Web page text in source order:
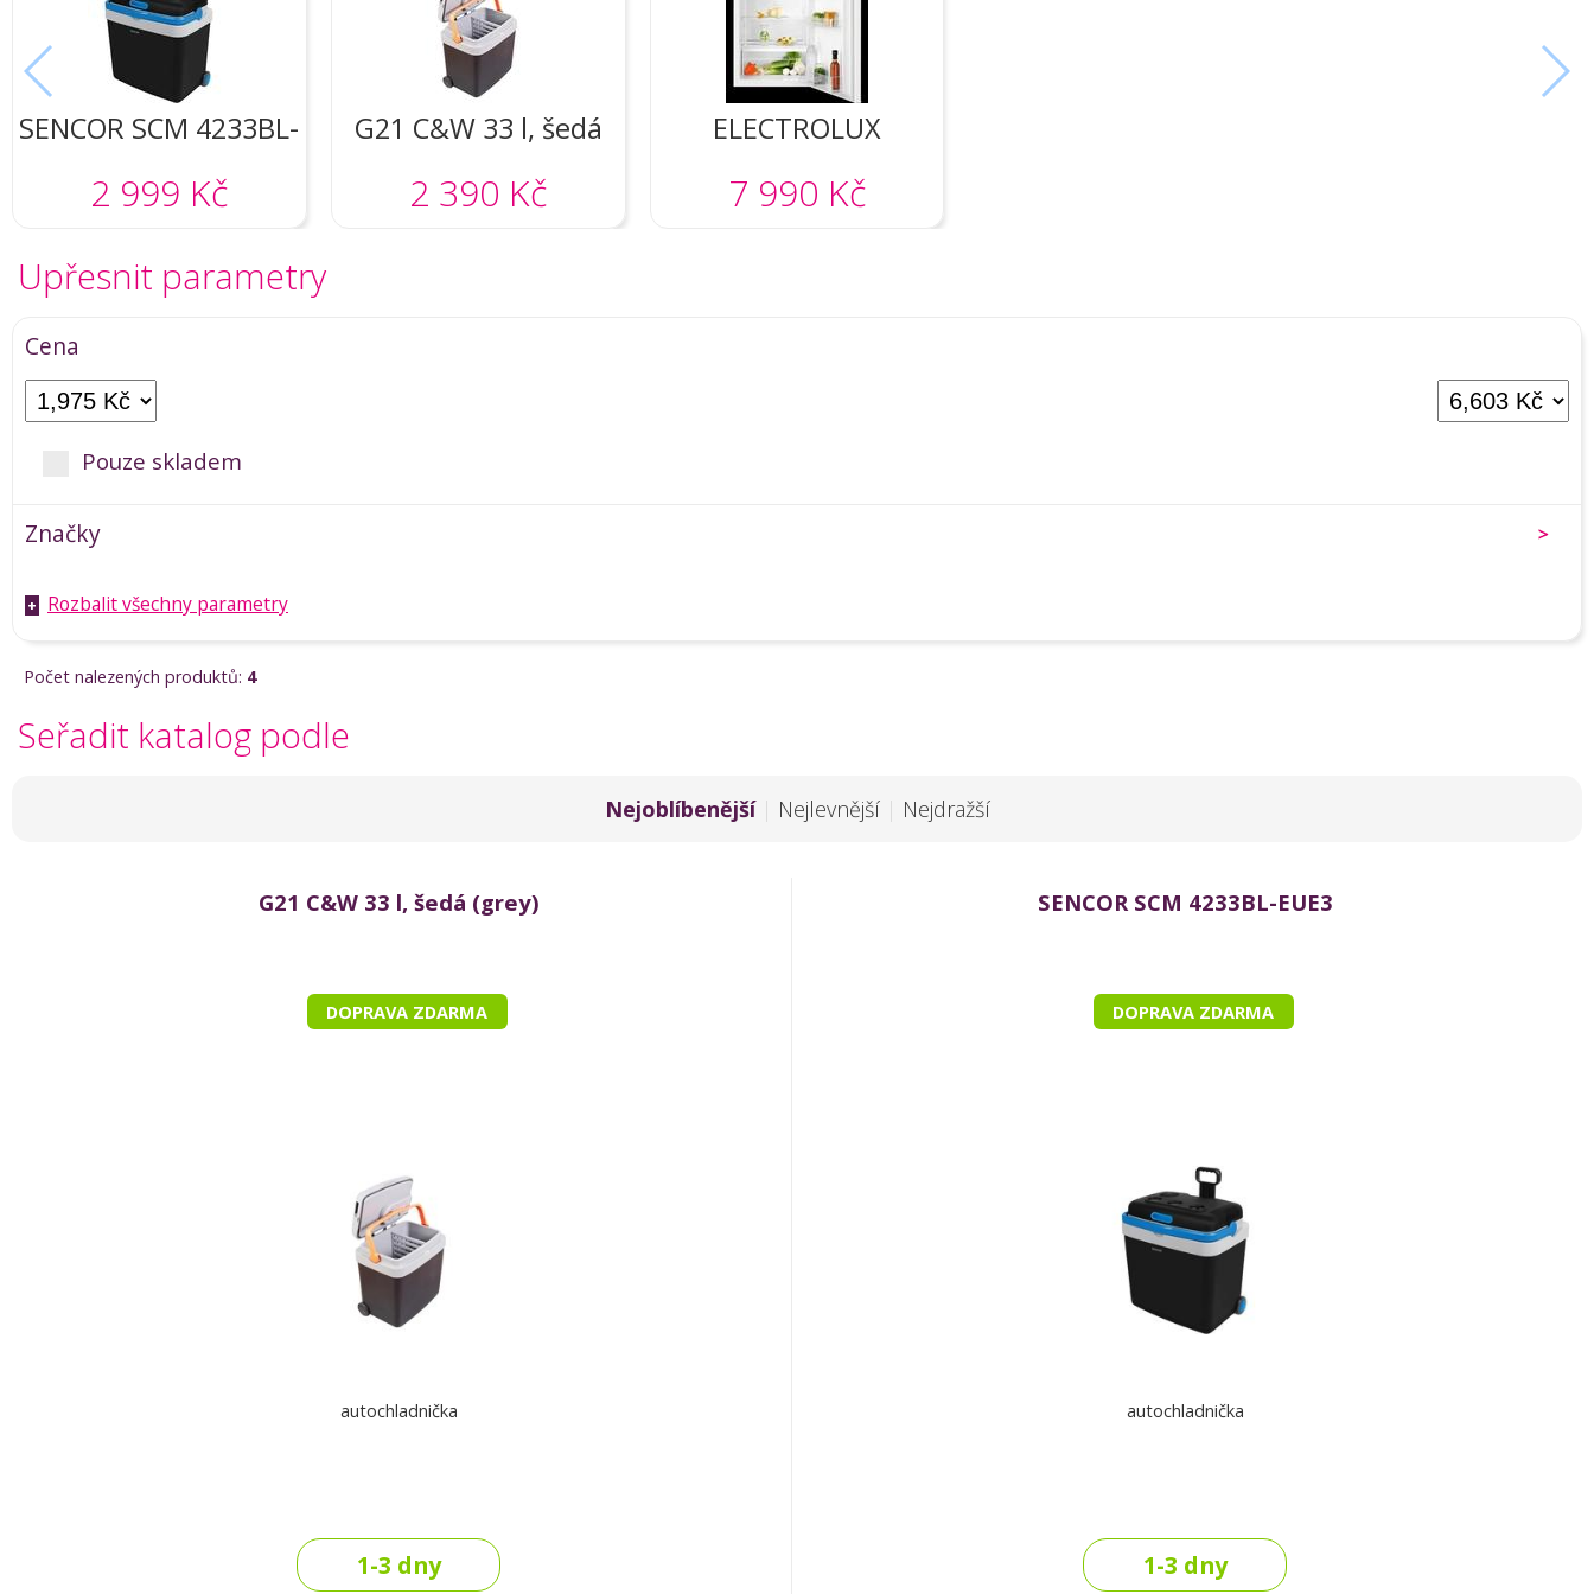
SENCOR SCM 4233BL-
2 999 Kč
G21 C&W 33 l, šedá
2 390 Kč
ELECTROLUX
7 990 Kč
Upřesnit parametry
Cena
Pouze skladem
Značky
+ Rozbalit všechny parametry
Počet nalezených produktů: 4
Seřadit katalog podle
Nejoblíbenější | Nejlevnější | Nejdražší
G21 C&W 33 l, šedá (grey)
DOPRAVA ZDARMA
autochladnička
1-3 dny
SENCOR SCM 4233BL-EUE3
DOPRAVA ZDARMA
autochladnička
1-3 dny